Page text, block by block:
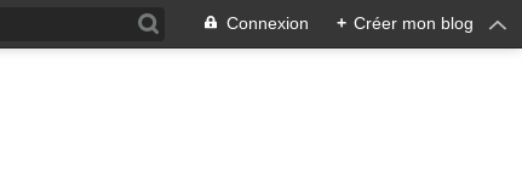
Connexion + Créer mon blog